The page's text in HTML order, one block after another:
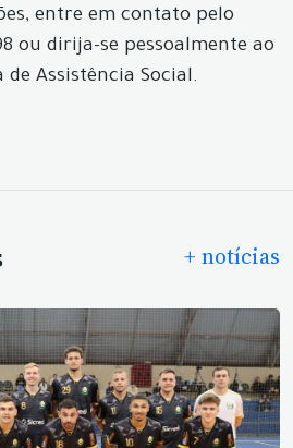
entre em contato pelo
ou dirija-se pessoalmente ao
Assistência Social.
+ notícias